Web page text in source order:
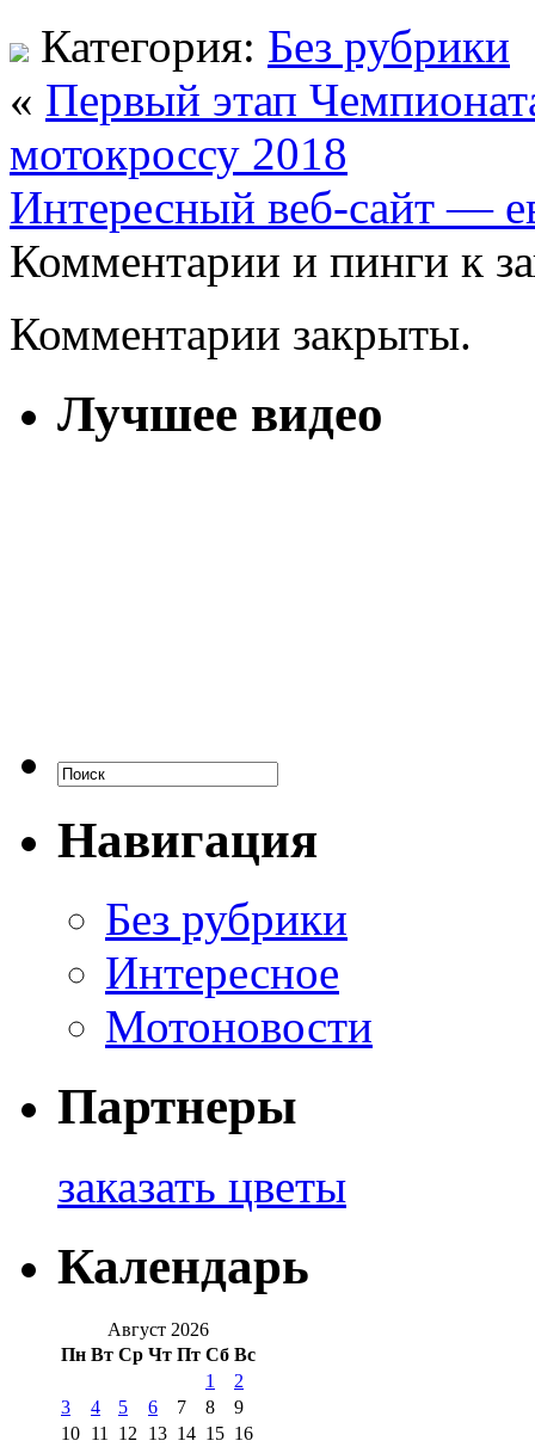
Категория: Без рубрики
« Первый этап
мотокроссу 2018
Интересный веб-сайт —
Комментарии и пинги к
Комментарии закрыты.
Лучшее видео
Навигация
Без рубрики
Интересное
Мотоновости
Партнеры
заказать цветы
Календарь
Август 2026
Пн Вт Ср Чт Пт Сб Вс
1
2
3
4 5 6 7 8
9
10 11 12 13 14 15 16